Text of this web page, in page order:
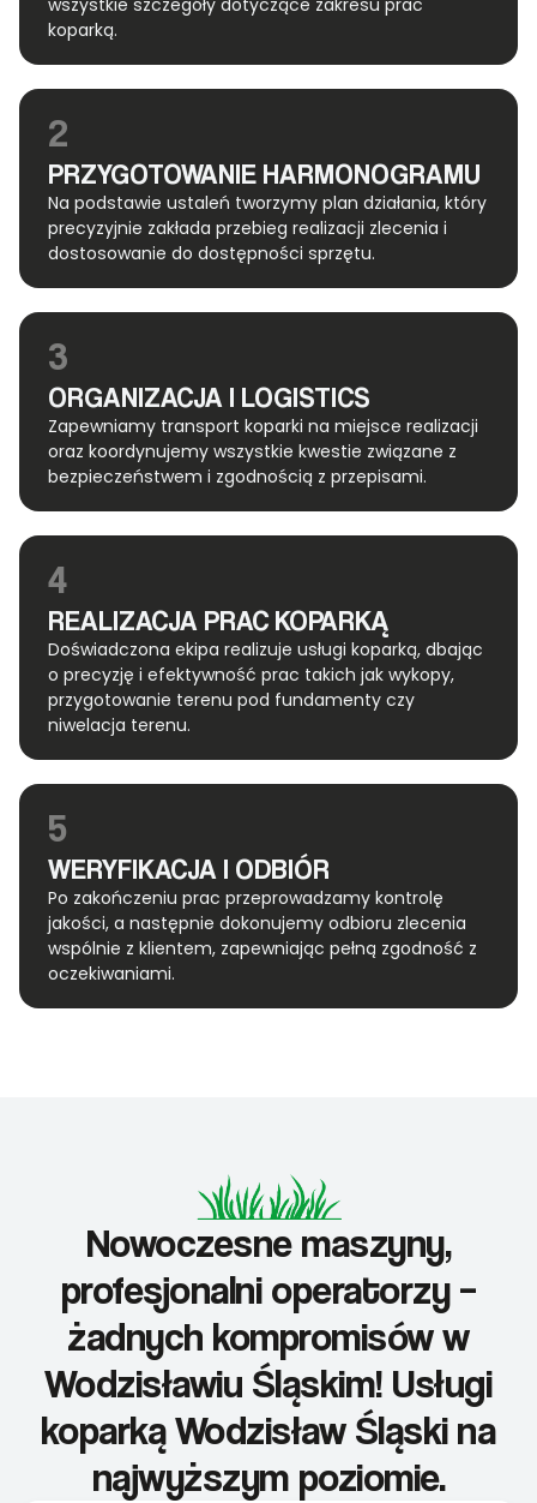
wszystkie szczegóły dotyczące zakresu prac
koparką.
2
PRZYGOTOWANIE HARMONOGRAMU
Na podstawie ustaleń tworzymy plan działania, który
precyzyjnie zakłada przebieg realizacji zlecenia i
dostosowanie do dostępności sprzętu.
3
ORGANIZACJA I LOGISTICS
Zapewniamy transport koparki na miejsce realizacji
oraz koordynujemy wszystkie kwestie związane z
bezpieczeństwem i zgodnością z przepisami.
4
REALIZACJA PRAC KOPARKĄ
Doświadczona ekipa realizuje usługi koparką, dbając
o precyzję i efektywność prac takich jak wykopy,
przygotowanie terenu pod fundamenty czy
niwelacja terenu.
5
WERYFIKACJA I ODBIÓR
Po zakończeniu prac przeprowadzamy kontrolę
jakości, a następnie dokonujemy odbioru zlecenia
wspólnie z klientem, zapewniając pełną zgodność z
oczekiwaniami.
Nowoczesne maszyny,
profesjonalni operatorzy –
żadnych kompromisów w
Wodzisławiu Śląskim! Usługi
koparką Wodzisław Śląski na
najwyższym poziomie.